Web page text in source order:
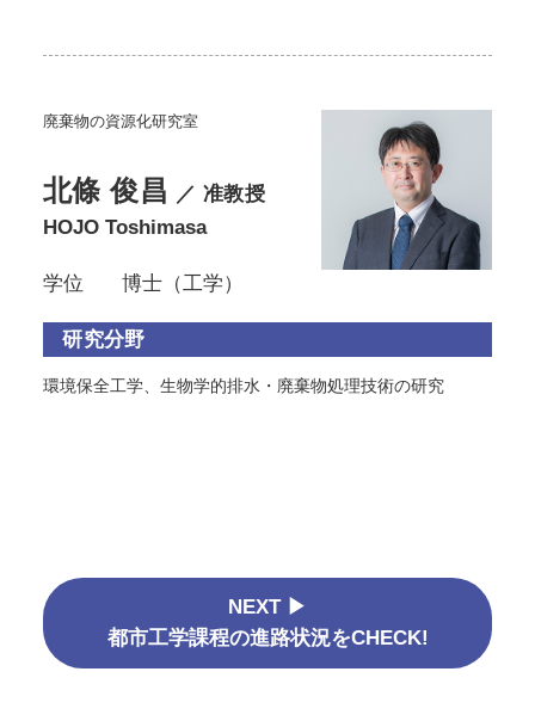
廃棄物の資源化研究室
北條 俊昌 ／ 准教授
HOJO Toshimasa
学位 博士（工学）
研究分野
環境保全工学、生物学的排水・廃棄物処理技術の研究
NEXT ▶
都市工学課程の進路状況をCHECK!